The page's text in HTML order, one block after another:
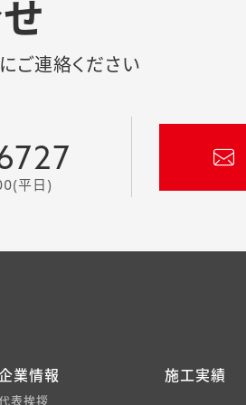
ご連絡ください
平日)
業情報
表挨拶
施工実績